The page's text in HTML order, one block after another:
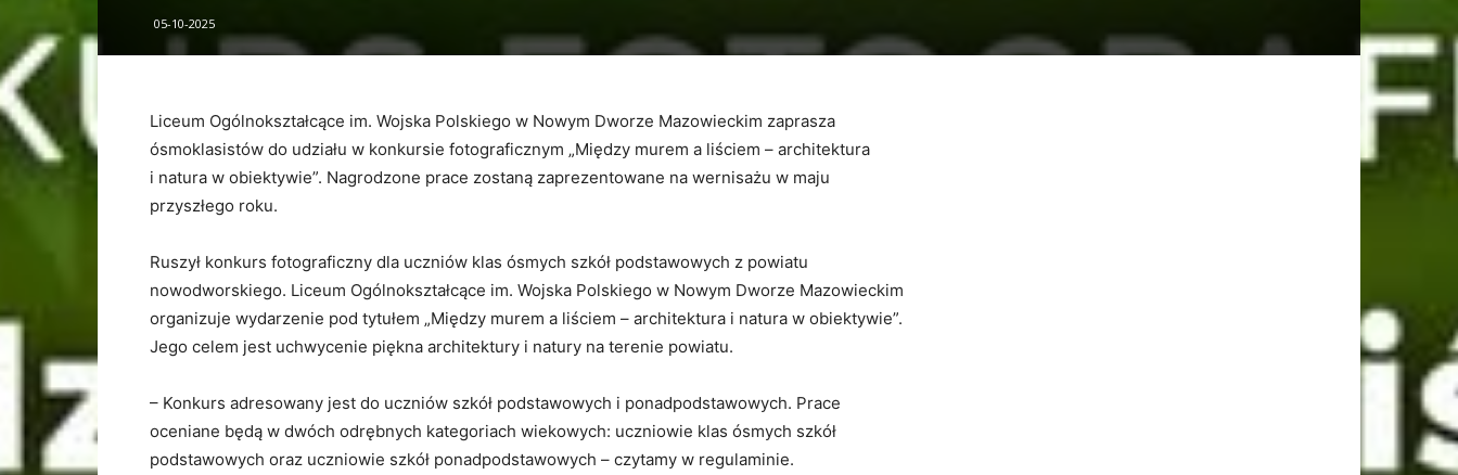
05-10-2025
Liceum Ogólnokształcące im. Wojska Polskiego w Nowym Dworze Mazowieckim zaprasza
ósmoklasistów do udziału w konkursie fotograficznym „Między murem a liściem – architektura
i natura w obiektywie”. Nagrodzone prace zostaną zaprezentowane na wernisażu w maju
przyszłego roku.
Ruszył konkurs fotograficzny dla uczniów klas ósmych szkół podstawowych z powiatu
nowodworskiego. Liceum Ogólnokształcące im. Wojska Polskiego w Nowym Dworze Mazowieckim
organizuje wydarzenie pod tytułem „Między murem a liściem – architektura i natura w obiektywie”.
Jego celem jest uchwycenie piękna architektury i natury na terenie powiatu.
– Konkurs adresowany jest do uczniów szkół podstawowych i ponadpodstawowych. Prace
oceniane będą w dwóch odrębnych kategoriach wiekowych: uczniowie klas ósmych szkół
podstawowych oraz uczniowie szkół ponadpodstawowych – czytamy w regulaminie.